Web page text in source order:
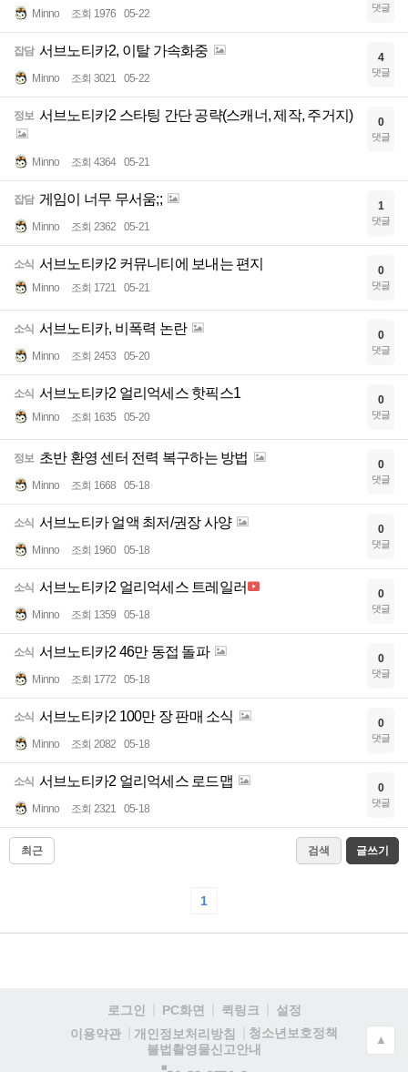
Minno 조회 1976 05-22 댓글
잡담 서브노티카2, 이탈 가속화중
Minno 조회 3021 05-22
4
댓글
정보 서브노티카2 스타팅 간단 공략(스캐너, 제작, 주거지)
Minno 조회 4364 05-21
0
댓글
잡담 게임이 너무 무서움;;
Minno 조회 2362 05-21
1
댓글
소식 서브노티카2 커뮤니티에 보내는 편지
Minno 조회 1721 05-21
0
댓글
소식 서브노티카, 비폭력 논란
Minno 조회 2453 05-20
0
댓글
소식 서브노티카2 얼리억세스 핫픽스1
Minno 조회 1635 05-20
0
댓글
정보 초반 환영 센터 전력 복구하는 방법
Minno 조회 1668 05-18
0
댓글
소식 서브노티카 얼액 최저/권장 사양
Minno 조회 1960 05-18
0
댓글
소식 서브노티카2 얼리억세스 트레일러
Minno 조회 1359 05-18
0
댓글
소식 서브노티카2 46만 동접 돌파
Minno 조회 1772 05-18
0
댓글
소식 서브노티카2 100만 장 판매 소식
Minno 조회 2082 05-18
0
댓글
소식 서브노티카2 얼리억세스 로드맵
Minno 조회 2321 05-18
0
댓글
최근 검색 글쓰기
1
로그인 PC화면 퀵링크
설정
이용약관
개인정보처리방침
청소년보호정책
불법촬영물신고안내
▲